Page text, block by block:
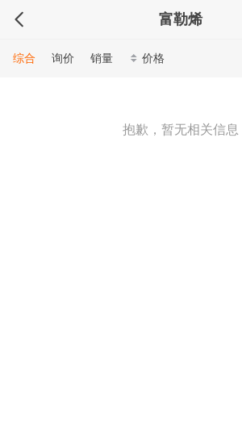
富勒烯
综合 询价 销量 价格
抱歉，暂无相关信息